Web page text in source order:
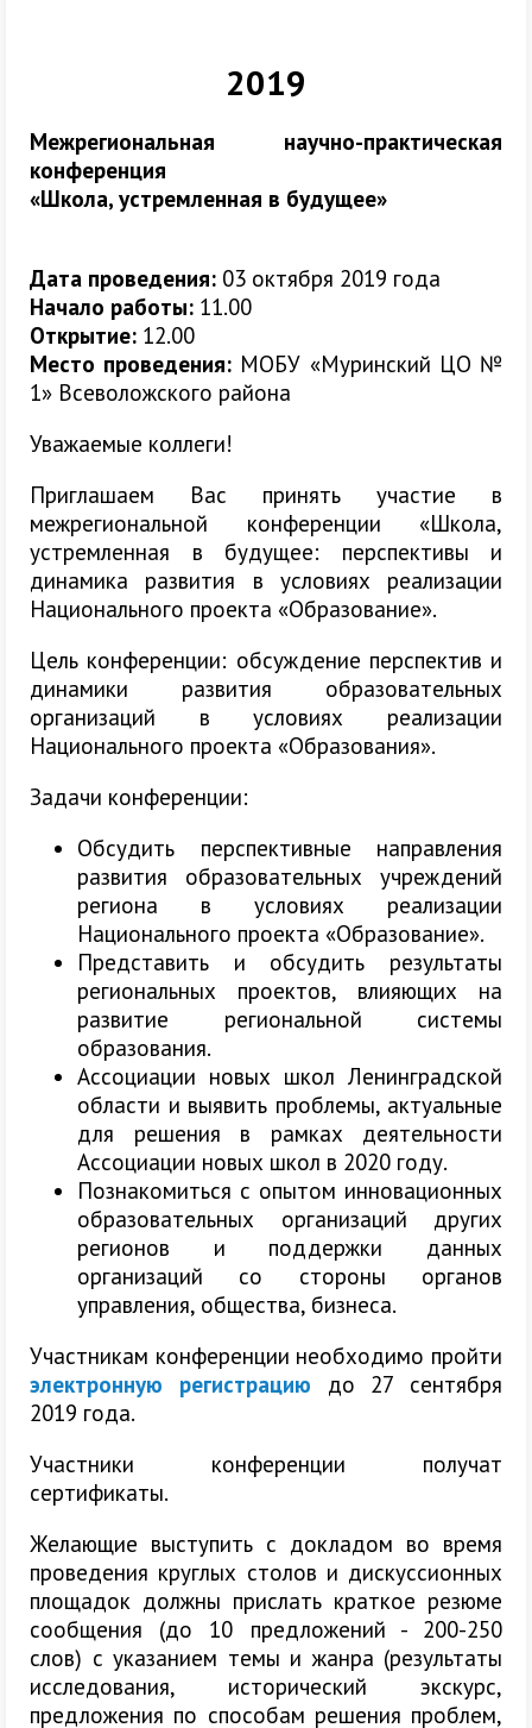
2019
Межрегиональная научно-практическая
конференция
«Школа, устремленная в будущее»
Дата проведения: 03 октября 2019 года
Начало работы: 11.00
Открытие: 12.00
Место проведения: МОБУ «Муринский ЦО №
1» Всеволожского района
Уважаемые коллеги!
Приглашаем Вас принять участие в
межрегиональной конференции «Школа,
устремленная в будущее: перспективы и
динамика развития в условиях реализации
Национального проекта «Образование».
Цель конференции: обсуждение перспектив и
динамики развития образовательных
организаций в условиях реализации
Национального проекта «Образования».
Задачи конференции:
Обсудить перспективные направления
развития образовательных учреждений
региона в условиях реализации
Национального проекта «Образование».
Представить и обсудить результаты
региональных проектов, влияющих на
развитие региональной системы
образования.
Ассоциации новых школ Ленинградской
области и выявить проблемы, актуальные
для решения в рамках деятельности
Ассоциации новых школ в 2020 году.
Познакомиться с опытом инновационных
образовательных организаций других
регионов и поддержки данных
организаций со стороны органов
управления, общества, бизнеса.
Участникам конференции необходимо пройти
электронную регистрацию
до 27 сентября
2019 года.
Участники конференции получат
сертификаты.
Желающие выступить с докладом во время
проведения круглых столов и дискуссионных
площадок должны прислать краткое резюме
сообщения (до 10 предложений - 200-250
слов) с указанием темы и жанра (результаты
исследования, исторический экскурс,
предложения по способам решения проблем,